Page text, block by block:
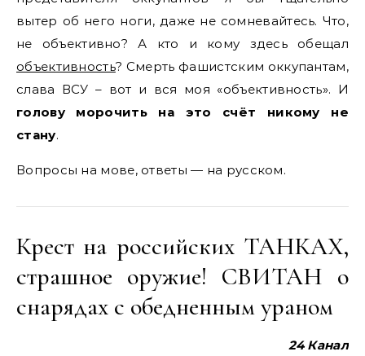
вытер об него ноги, даже не сомневайтесь. Что,
не объективно? А кто и кому здесь обещал
объективность? Смерть фашистским оккупантам,
слава ВСУ – вот и вся моя «объективность». И
голову морочить на это счёт никому не
стану.
Вопросы на мове, ответы — на русском.
Крест на российских ТАНКАХ,
страшное оружие! СВИТАН о
снарядах с обедненным ураном
24 Канал